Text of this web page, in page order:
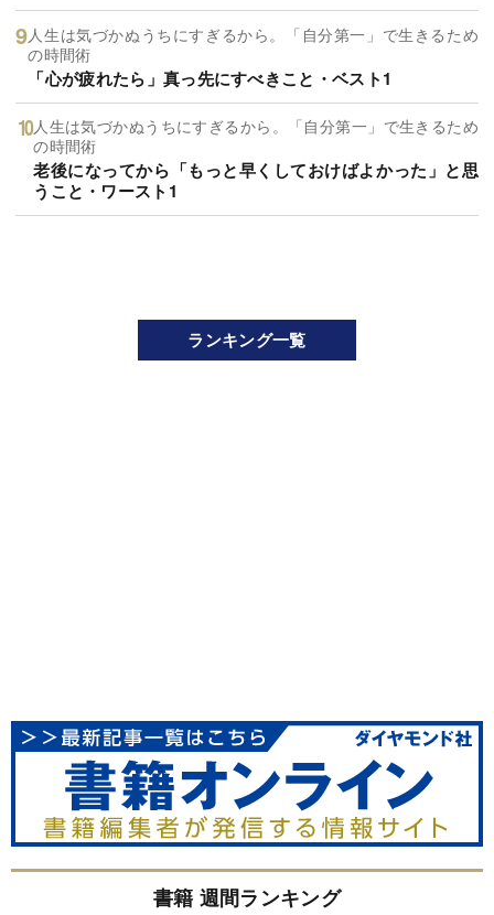
人生は気づかぬうちにすぎるから。「自分第一」で生きるため
の時間術
「心が疲れたら」真っ先にすべきこと・ベスト1
人生は気づかぬうちにすぎるから。「自分第一」で生きるため
の時間術
老後になってから「もっと早くしておけばよかった」と思
うこと・ワースト1
ランキング一覧
書籍 週間ランキング